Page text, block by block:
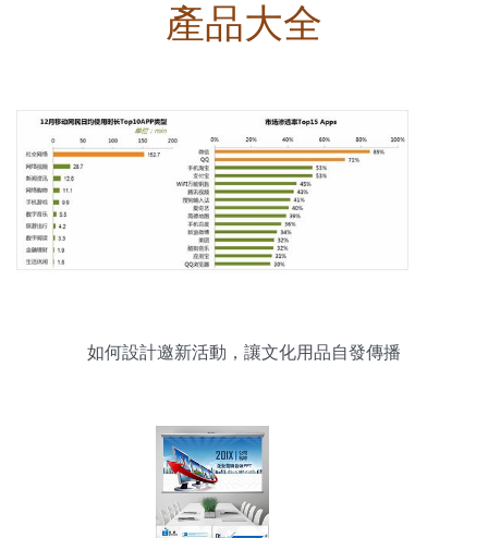
產品大全
如何設計邀新活動，讓文化用品自發傳播